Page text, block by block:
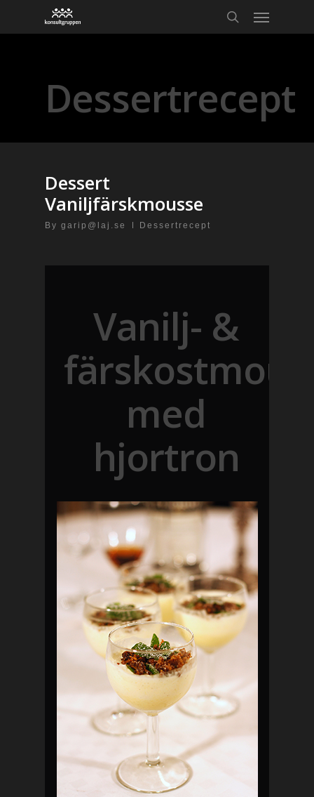
Dessertrecept
Dessert
Vaniljfärskmousse
By garip@laj.se Dessertrecept
Vanilj- &
med
hjortron